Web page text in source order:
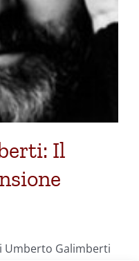
Il
Umberto Galimberti